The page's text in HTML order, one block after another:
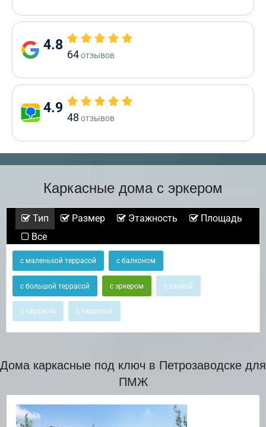
4.8
64отзывов
4.9
48 отзывов
Каркасные дома с эркером
Тип Размер Этажность
Площадь
Все
с маленькой террасой с балконом
с большой террасой с эркером с сауной
с гаражом с террасой
Дома каркасные под ключ в Петрозаводске для
ПМЖ